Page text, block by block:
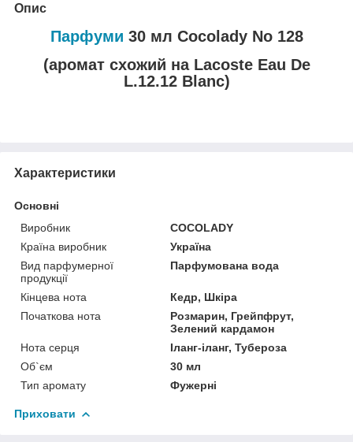
Опис
Парфуми 30 мл Cocolady No 128
(аромат схожий на Lacoste Eau De
L.12.12 Blanc)
Характеристики
Основні
Виробник
COCOLADY
Країна виробник
Україна
Вид парфумерної
продукції
Парфумована вода
Кінцева нота
Кедр, Шкіра
Початкова нота
Розмарин, Грейпфрут,
Зелений кардамон
Нота серця
Іланг-іланг, Тубероза
Об`єм
30 мл
Тип аромату
Фужерні
Приховати